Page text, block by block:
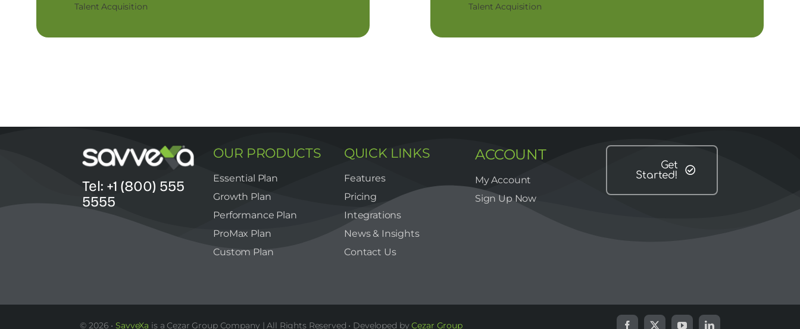
Talent Acquisition Talent Acquisition
Tel: +1 (800) 555
5555
OUR PRODUCTS
Essential Plan
Growth Plan
Performance Plan
ProMax Plan
Custom Plan
QUICK LINKS
Features
Pricing
Integrations
News & Insights
Contact Us
ACCOUNT
My Account
Sign Up Now
Get
Started!
© 2026 •SavveXa is a Cezar Group Company | All Rights Reserved • Developed byCezar Group